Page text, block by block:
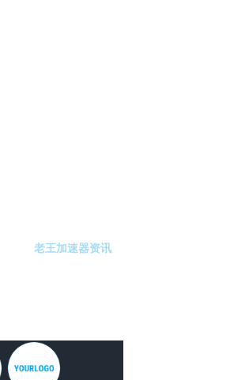
老王加速器资讯